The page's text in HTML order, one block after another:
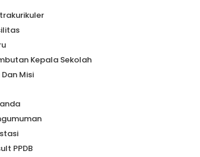
Kepala Sekolah
Dan Misi
PPDB